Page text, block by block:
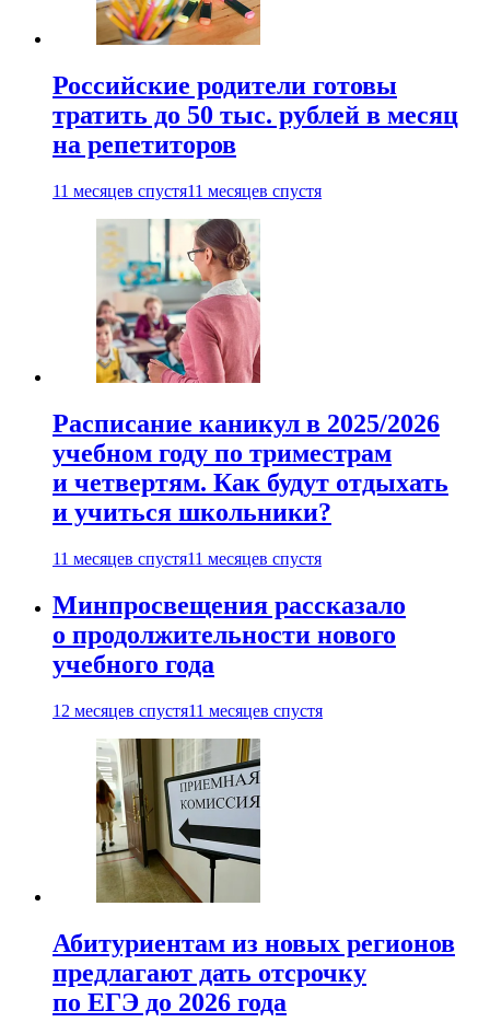
Российские родители готовы
тратить до 50 тыс. рублей в месяц
на репетиторов
11 месяцев спустя11 месяцев спустя
Расписание каникул в 2025/2026
учебном году по триместрам
и четвертям. Как будут отдыхать
и учиться школьники?
11 месяцев спустя11 месяцев спустя
Минпросвещения рассказало
о продолжительности нового
учебного года
12 месяцев спустя11 месяцев спустя
Абитуриентам из новых регионов
предлагают дать отсрочку
по ЕГЭ до 2026 года